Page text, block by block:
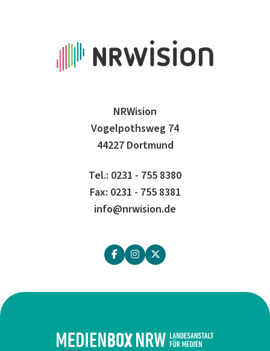
NRWision
Vogelpothsweg 74
44227 Dortmund
Tel.: 0231 - 755 8380
Fax: 0231 - 755 8381
info@nrwision.de